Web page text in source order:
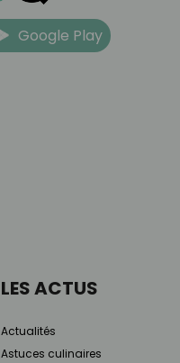
Google Play
LES ACTUS
Actualités
Astuces culinaires